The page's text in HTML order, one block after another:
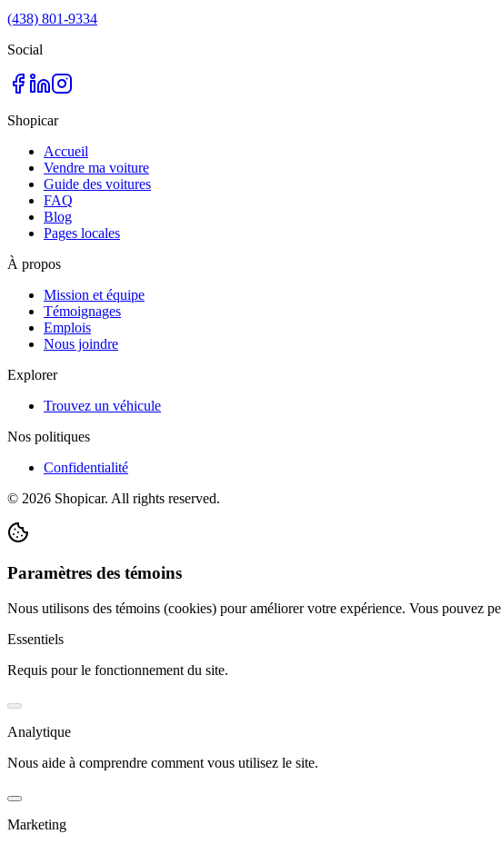
(438) 801-9334
Social
Shopicar
Accueil
Vendre ma voiture
Guide des voitures
FAQ
Blog
Pages locales
À propos
Mission et équipe
Témoignages
Emplois
Nous joindre
Explorer
Trouvez un véhicule
Nos politiques
Confidentialité
© 2026 Shopicar. All rights reserved.
Paramètres des témoins
Nous utilisons des témoins (cookies) pour améliorer votre expérience. Vous pouvez
Essentiels
Requis pour le fonctionnement du site.
Analytique
Nous aide à comprendre comment vous utilisez le site.
Marketing